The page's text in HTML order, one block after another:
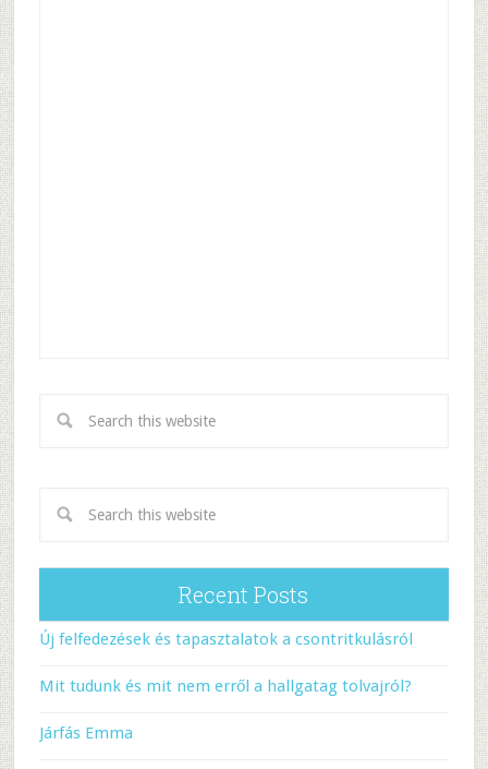
Recent Posts
Új felfedezések és tapasztalatok a csontritkulásról
Mit tudunk és mit nem erről a hallgatag tolvajról?
Járfás Emma